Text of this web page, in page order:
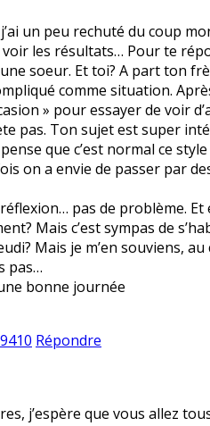
un peu rechuté du coup
voir les résultats… Pour te
soeur. Et toi? A part ton
comme situation.
» pour essayer de voir
pas. Ton sujet est super
que c’est normal ce
on a envie de passer par
pas de problème.
Mais c’est sympas de
Mais je m’en souviens,
pas…
bonne journée
Répondre
j’espère que vous allez